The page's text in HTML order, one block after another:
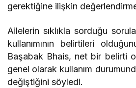
gerektiğine ilişkin
Ailelerin sıklıkla sorduğu
kullanımının belirtileri
Başabak Bhais, net bir belirti
genel olarak kullanım
değiştiğini söyledi.